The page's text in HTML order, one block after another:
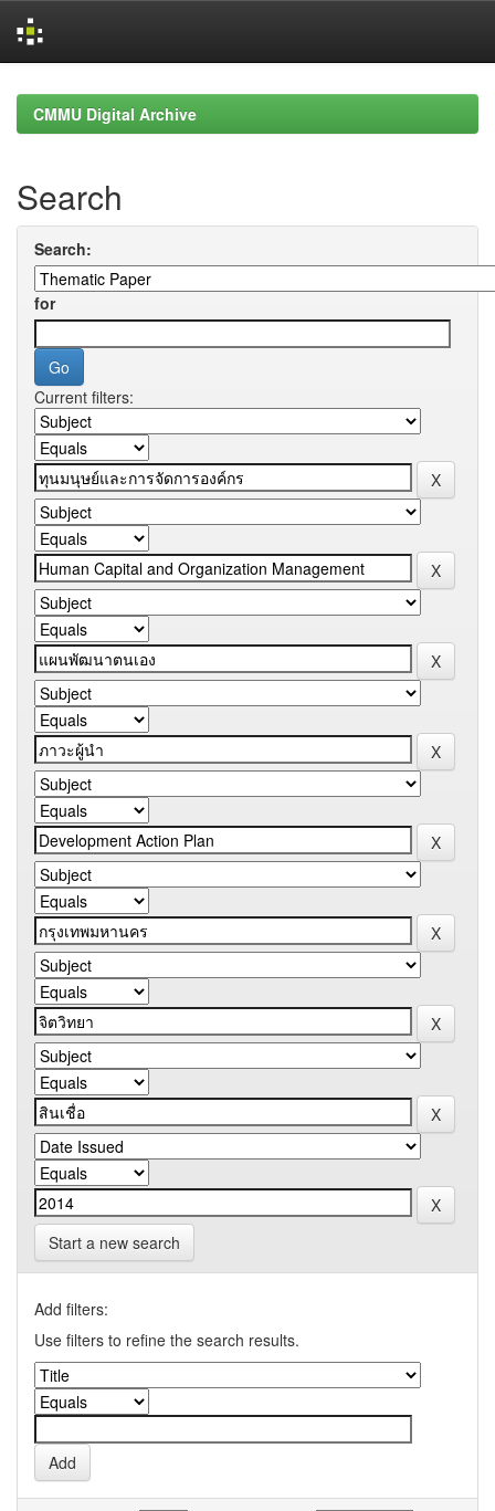
navigationCMMU Digital Archive
Search
Search:
for
Current filters:
Start a new search
Add filters:
Use filters to refine the search results.